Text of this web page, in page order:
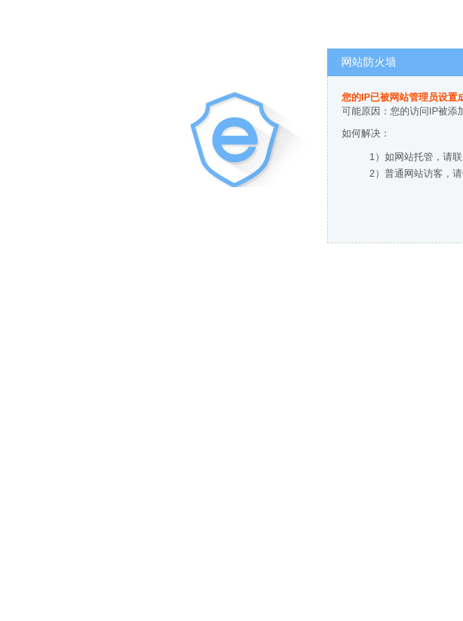
网站防火墙
您的IP已被网站管理员设置
可能原因：您的访问IP被添
如何解决：
1）如网站托管，请
2）普通网站访客，